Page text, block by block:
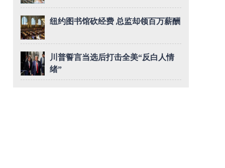
纽约图书馆砍经费 总监却领百万薪酬
川普誓言当选后打击全美“反白人情
绪”